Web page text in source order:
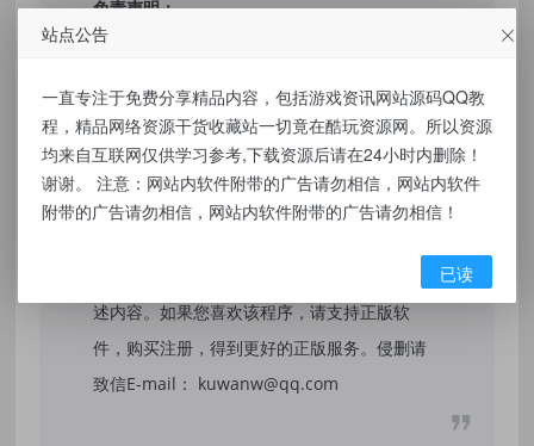
免责声明：
站无关，所有内容及软件的文章仅限用于学习
和研究目的。不得将上述内容用于商业或者非
法用途，否则，一切后果请用户自负，我们不
保证内容的长久可用性，通过使用本站内容随
述内容。如果您喜欢该程序，请支持正版软
件，购买注册，得到更好的正版服务。侵删请
致信E-mail： kuwanw@qq.com
站点公告
一直专注于免费分享精品内容，包括游戏资讯网站源码QQ教
程，精品网络资源干货收藏站一切竟在酷玩资源网。所以资源
均来自互联网仅供学习参考,下载资源后请在24小时内删除！
谢谢。 注意：网站内软件附带的广告请勿相信，网站内软件
附带的广告请勿相信，网站内软件附带的广告请勿相信！
已读